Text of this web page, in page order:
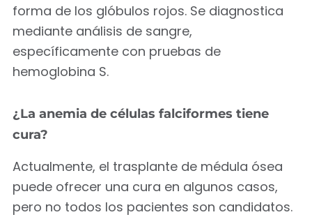
forma de los glóbulos rojos. Se diagnostica
mediante análisis de sangre,
específicamente con pruebas de
hemoglobina S.
¿La anemia de células falciformes tiene
cura?
Actualmente, el trasplante de médula ósea
puede ofrecer una cura en algunos casos,
pero no todos los pacientes son candidatos.